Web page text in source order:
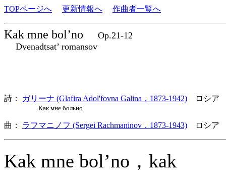
TOPページへ 更新情報へ 作曲者一覧へ
Kak mne bol’no
Op.21-12
Dvenadtsat’ romansov
詩： ガリーナ (Glafira Adol'fovna Galina，1873-1942) ロシア
Как мне больно
曲： ラフマニノフ (Sergei Rachmaninov，1873-1943) ロシア
Kak mne bol’no，kak